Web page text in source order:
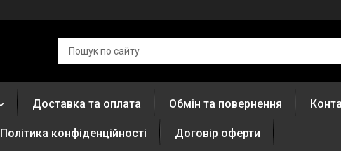
Доставка та оплата Обмін та повернення
Політика конфіденційності Договір оферти